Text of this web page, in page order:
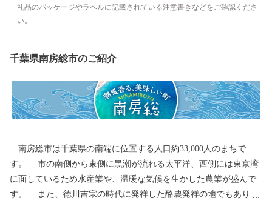
礼品のパッケージやラベルに記載されている注意書きなどをご確認くださ
い。
千葉県南房総市のご紹介
南房総市は千葉県の南端に位置する人口約33,000人のまちで
す。 市の南側から東側に黒潮が流れる太平洋、西側には東京湾
に面しているため水産業や、温暖な気候を生かした農業が盛んで
す。 また、徳川吉宗の時代に発祥した酪農発祥の地でもありま